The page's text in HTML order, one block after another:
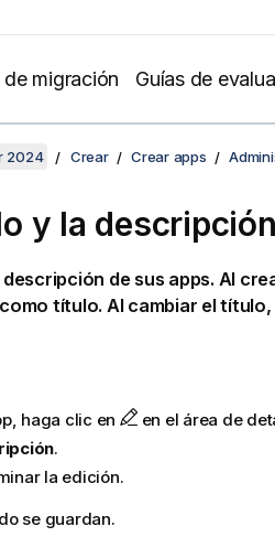
migración Guías de
2024 Crear Crear apps
y la
de sus apps. Al
título. Al cambiar el título,
haga clic en
en el área de
.
la edición.
se guardan.